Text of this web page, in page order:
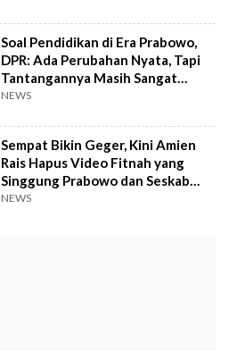
Soal Pendidikan di Era Prabowo,
DPR: Ada Perubahan Nyata, Tapi
Tantangannya Masih Sangat
Berat
NEWS
Sempat Bikin Geger, Kini Amien
Rais Hapus Video Fitnah yang
Singgung Prabowo dan Seskab
Teddy
NEWS